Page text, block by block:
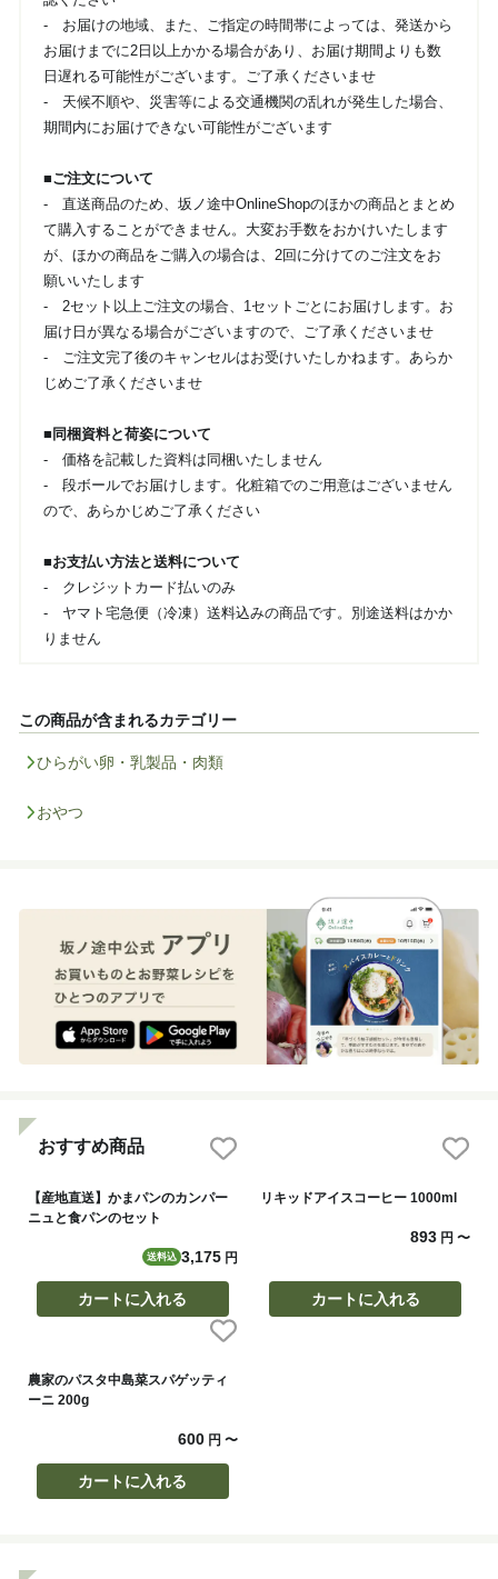
- お届けの地域、また、ご指定の時間帯によっては、発送から
お届けまでに2日以上かかる場合があり、お届け期間よりも数
日遅れる可能性がございます。ご了承くださいませ
- 天候不順や、災害等による交通機関の乱れが発生した場合、
期間内にお届けできない可能性がございます
■ご注文について
- 直送商品のため、坂ノ途中OnlineShopのほかの商品とまとめ
て購入することができません。大変お手数をおかけいたします
が、ほかの商品をご購入の場合は、2回に分けてのご注文をお
願いいたします
- 2セット以上ご注文の場合、1セットごとにお届けします。お
届け日が異なる場合がございますので、ご了承くださいませ
- ご注文完了後のキャンセルはお受けいたしかねます。あらか
じめご了承くださいませ
■同梱資料と荷姿について
- 価格を記載した資料は同梱いたしません
- 段ボールでお届けします。化粧箱でのご用意はございません
ので、あらかじめご了承ください
■お支払い方法と送料について
- クレジットカード払いのみ
- ヤマト宅急便（冷凍）送料込みの商品です。別途送料はかか
りません
この商品が含まれるカテゴリー
ひらがい卵・乳製品・肉類
おやつ
おすすめ商品
【産地直送】かまパンのカンパー
ニュと食パンのセット
送料込 3,175円
カートに入れる
リキッドアイスコーヒー 1000ml
893 円〜
カートに入れる
農家のパスタ中島菜スパゲッティ
ーニ 200g
600円 〜
カートに入れる